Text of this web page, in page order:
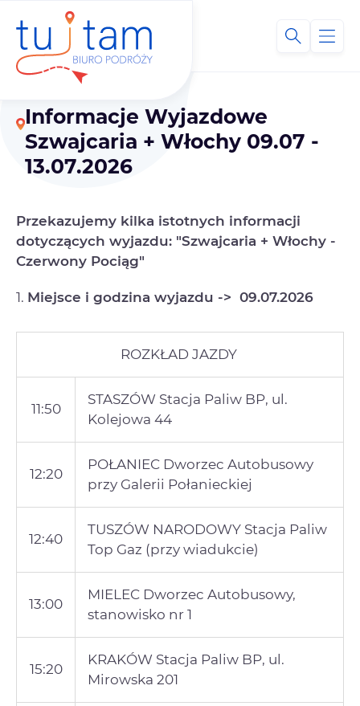
Informacje Wyjazdowe
Szwajcaria + Włochy 09.07 -
13.07.2026
Przekazujemy kilka istotnych informacji
dotyczących wyjazdu: "Szwajcaria + Włochy -
Czerwony Pociąg"
1. Miejsce i godzina wyjazdu -> 09.07.2026
ROZKŁAD JAZDY
11:50
STASZÓW Stacja Paliw BP, ul.
Kolejowa 44
12:20
POŁANIEC Dworzec Autobusowy
przy Galerii Połanieckiej
12:40
TUSZÓW NARODOWY Stacja Paliw
Top Gaz (przy wiadukcie)
13:00
MIELEC Dworzec Autobusowy,
stanowisko nr 1
15:20
KRAKÓW Stacja Paliw BP, ul.
Mirowska 201